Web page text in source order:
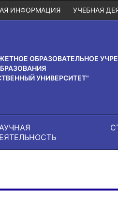
УЧЕБНАЯ
ИНФОРМАЦИЯ
ОБРАЗОВАТЕЛЬНОЕ
УНИВЕРСИТЕТ"